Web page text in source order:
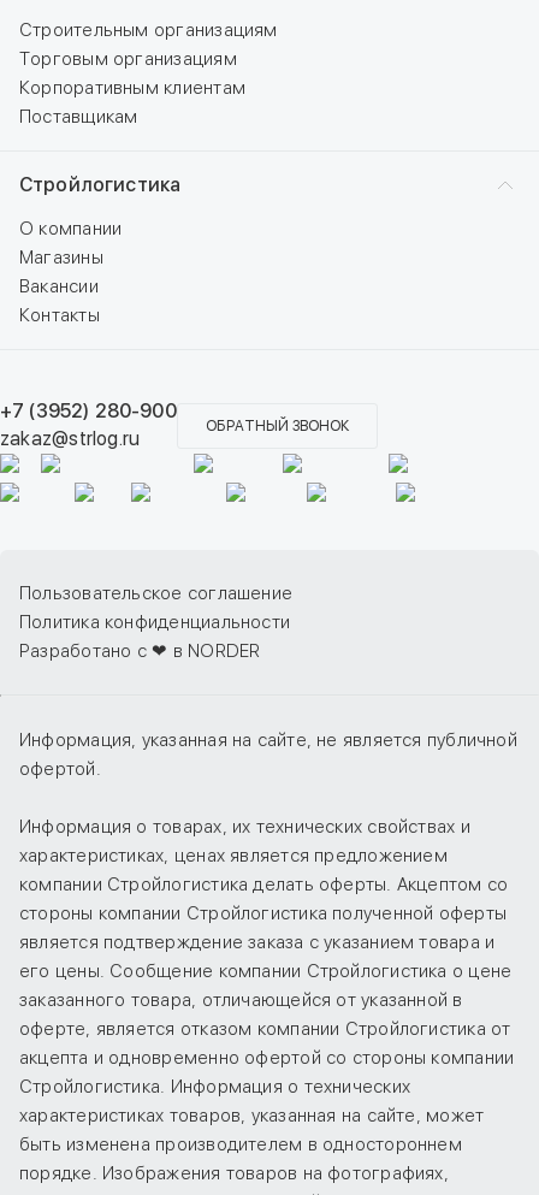
Строительным организациям
Торговым организациям
Корпоративным клиентам
Поставщикам
Стройлогистика
О компании
Магазины
Вакансии
Контакты
+7 (3952) 280-900
zakaz@strlog.ru
ОБРАТНЫЙ ЗВОНОК
Пользовательское соглашение
Политика конфиденциальности
Разработано с ❤ в NORDER
Информация, указанная на сайте, не является публичной
офертой.
Информация о товарах, их технических свойствах и
характеристиках, ценах является предложением
компании Стройлогистика делать оферты. Акцептом со
стороны компании Стройлогистика полученной оферты
является подтверждение заказа с указанием товара и
его цены. Сообщение компании Стройлогистика о цене
заказанного товара, отличающейся от указанной в
оферте, является отказом компании Стройлогистика от
акцепта и одновременно офертой со стороны компании
Стройлогистика. Информация о технических
характеристиках товаров, указанная на сайте, может
быть изменена производителем в одностороннем
порядке. Изображения товаров на фотографиях,